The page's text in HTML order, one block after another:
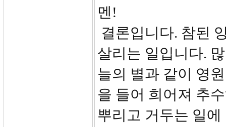
멘!
결론입니다. 참된
살리는 일입니다.
늘의 별과 같이 영
을 들어 희어져 추
뿌리고 거두는 일